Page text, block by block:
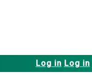
Log in Log in